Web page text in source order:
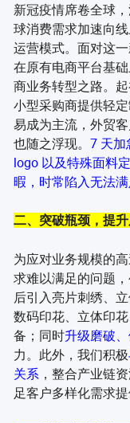
新冠疫情席卷全球
球消费需求加速向
运营模式。面对这
在原有电商平台基
商业务转型之路。
小型采购商提供轻
易成为主流，外贸
也随之浮现。 7 天加
logo 以及特殊面料
暇，时常陷入无法
二、突破瓶颈，提
为应对业务规模的
求难以满足的问题
后引入亮片刺绣、
数码印花、立体印
备；同时升级磨破
力。此外，我们积极
关系，整合产业链
足客户多样化需求提